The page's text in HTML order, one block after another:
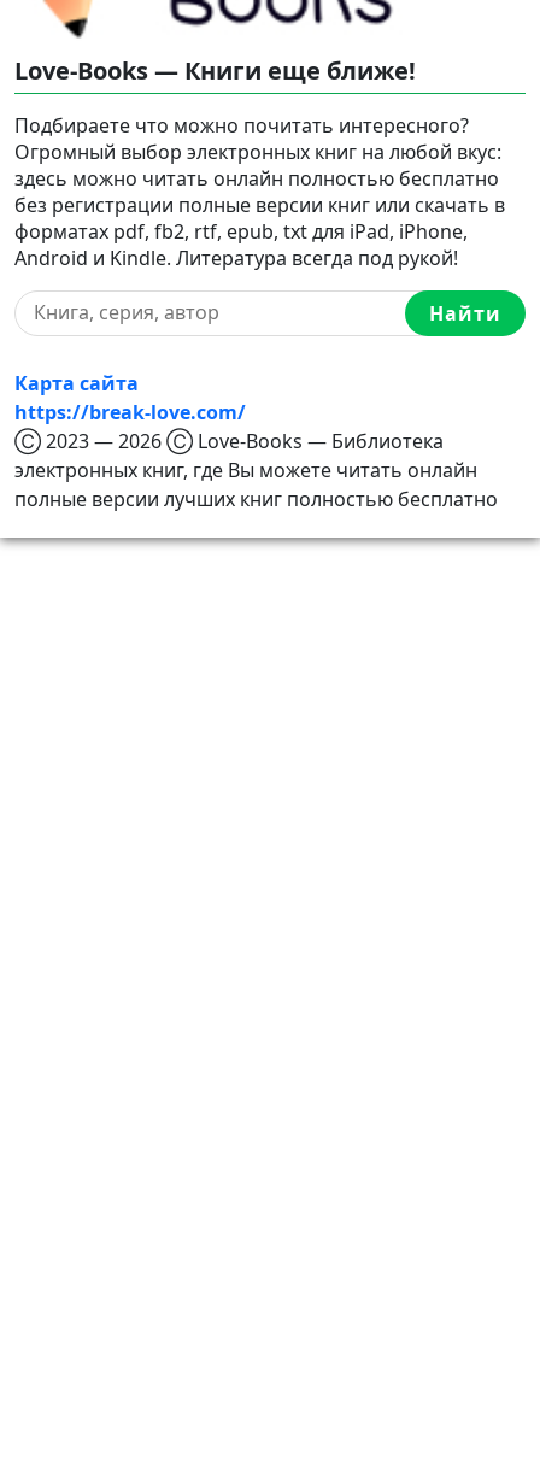
Love-Books — Книги еще ближе!
Подбираете что можно почитать интересного?
Огромный выбор электронных книг на любой вкус:
здесь можно читать онлайн полностью бесплатно
без регистрации полные версии книг или скачать в
форматах pdf, fb2, rtf, epub, txt для iPad, iPhone,
Android и Kindle. Литература всегда под рукой!
Найти
Карта сайта
https://break-love.com/
Ⓒ 2023 — 2026 Ⓒ Love-Books — Библиотека
электронных книг, где Вы можете читать онлайн
полные версии лучших книг полностью бесплатно